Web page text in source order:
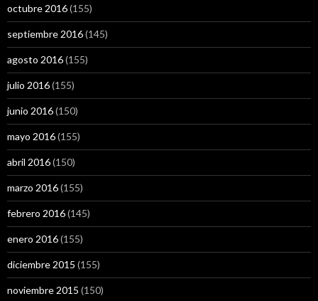
octubre 2016(155)
septiembre 2016(145)
agosto 2016(155)
julio 2016(155)
junio 2016(150)
mayo 2016(155)
abril 2016(150)
marzo 2016(155)
febrero 2016(145)
enero 2016(155)
diciembre 2015 (155)
noviembre 2015 (150)